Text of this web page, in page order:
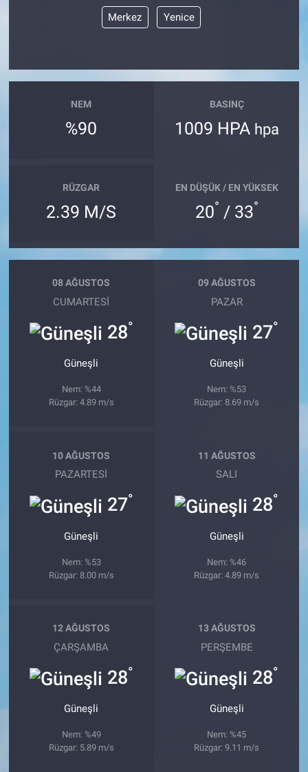
Merkez Yenice
NEM
%90
BASINÇ
1009 HPA hpa
RÜZGAR
2.39 M/S
EN DÜŞÜK / EN YÜKSEK
20° / 33°
08 AĞUSTOS
CUMARTESI
28°
Güneşli
Nem: %44
Rüzgar: 4.89 m/s
09 AĞUSTOS
PAZAR
27°
Güneşli
Nem: %53
Rüzgar: 8.69 m/s
10 AĞUSTOS
PAZARTESI
27°
Güneşli
Nem: %53
Rüzgar: 8.00 m/s
11 AĞUSTOS
SALI
28°
Güneşli
Nem: %46
Rüzgar: 4.89 m/s
12 AĞUSTOS
ÇARŞAMBA
28°
Güneşli
Nem: %49
Rüzgar: 5.89 m/s
13 AĞUSTOS
PERŞEMBE
28°
Güneşli
Nem: %45
Rüzgar: 9.11 m/s